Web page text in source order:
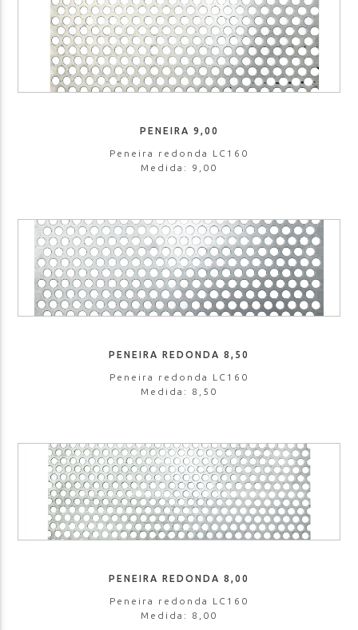
PENEIRA 9,00
Peneira redonda LC160
Medida: 9,00
PENEIRA REDONDA 8,50
Peneira redonda LC160
Medida: 8,50
PENEIRA REDONDA 8,00
Peneira redonda LC160
Medida: 8,00